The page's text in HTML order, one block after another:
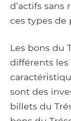
d’actifs sans
ces types de
Les bons du
différents les
sont des
billets du